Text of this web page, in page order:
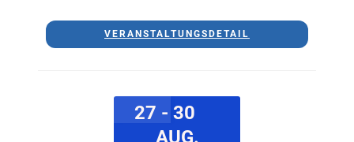
VERANSTALTUNGSDETAIL
27 - 30
AUG.